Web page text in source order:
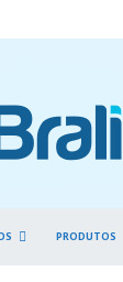
PRODUTOS